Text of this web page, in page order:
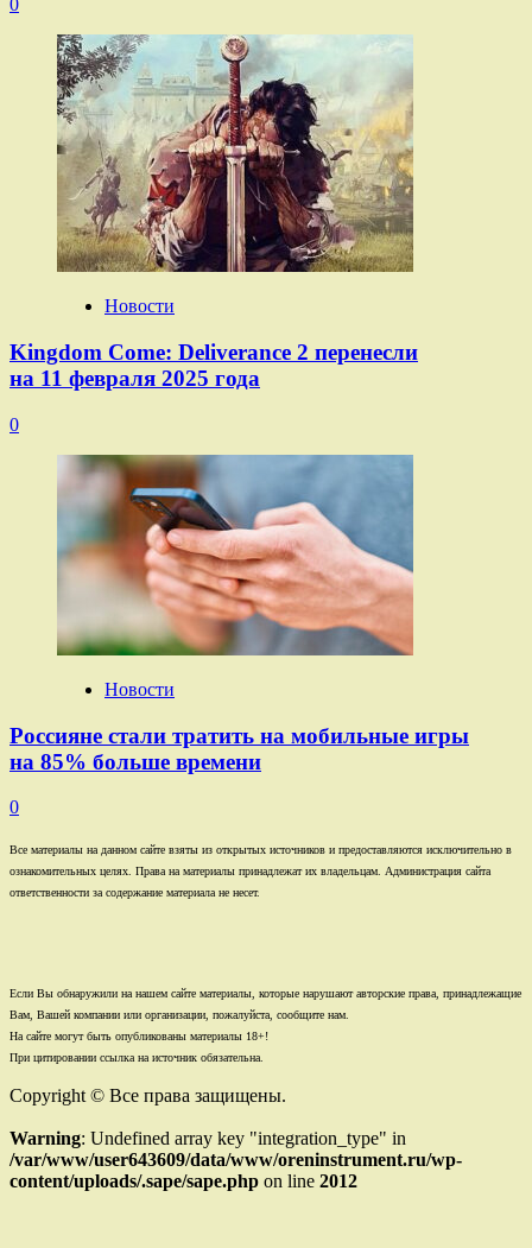
0
Новости
Kingdom Come: Deliverance 2 перенесли
на 11 февраля 2025 года
0
Новости
Россияне стали тратить на мобильные игры
на 85% больше времени
0
Все материалы на данном сайте взяты из открытых источников и предоставляются исключительно в
ознакомительных целях. Права на материалы принадлежат их владельцам. Администрация сайта
ответственности за содержание материала не несет.
Если Вы обнаружили на нашем сайте материалы, которые нарушают авторские права, принадлежащие
Вам, Вашей компании или организации, пожалуйста, сообщите нам.
На сайте могут быть опубликованы материалы 18+!
При цитировании ссылка на источник обязательна.
Copyright © Все права защищены.
Warning: Undefined array key "integration_type" in
/var/www/user643609/data/www/oreninstrument.ru/wp-
content/uploads/.sape/sape.php on line 2012